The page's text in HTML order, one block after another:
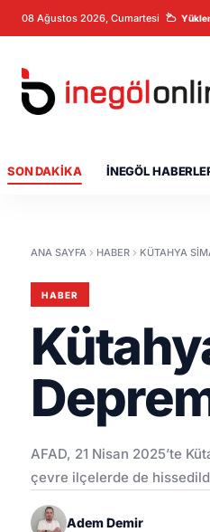
08 Ağustos 2026, Cumartesi
SON DAKIKA İNEGÖL
ANA SAYFA HABER KÜTAHYA
HABER
AFAD, 21 Nisan 2025’te
çevre ilçelerde de
Adem Demir